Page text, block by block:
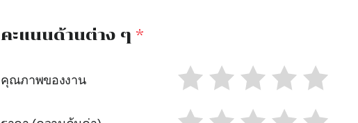
คะแนนด้านต่าง ๆ *
คุณภาพของงาน